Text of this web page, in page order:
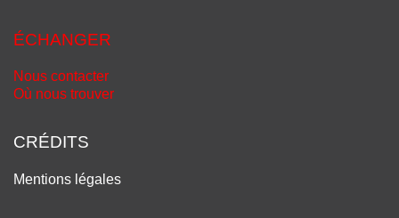
ÉCHANGER
Nous contacter
Où nous trouver
CRÉDITS
Mentions légales